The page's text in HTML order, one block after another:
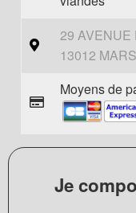
29 AVENUE
13012
Moyens de
Je